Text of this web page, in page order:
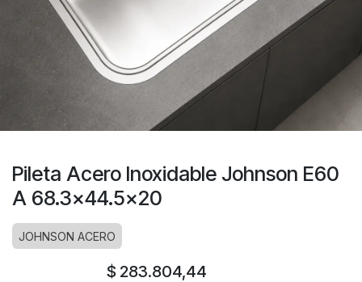
Pileta Acero Inoxidable Johnson E60
A 68.3x44.5x20
JOHNSON ACERO
$ 283.804,44